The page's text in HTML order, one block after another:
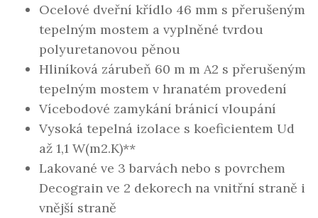
Ocelové dveřní křídlo 46 mm s přerušeným
tepelným mostem a vyplněné tvrdou
polyuretanovou pěnou
Hliníková zárubeň 60 m m A2 s přerušeným
tepelným mostem v hranatém provedení
Vícebodové zamykání bránicí vloupání
Vysoká tepelná izolace s koeficientem Ud
až 1,1 W(m2.K)**
Lakované ve 3 barvách nebo s povrchem
Decograin ve 2 dekorech na vnitřní straně i
vnější straně